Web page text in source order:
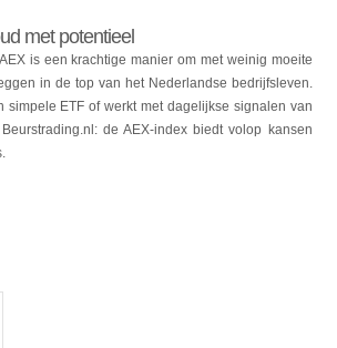
met potentieel
is een krachtige manier om met weinig moeite
in de top van het Nederlandse bedrijfsleven.
simpele ETF of werkt met dagelijkse signalen van
de AEX-index biedt volop kansen